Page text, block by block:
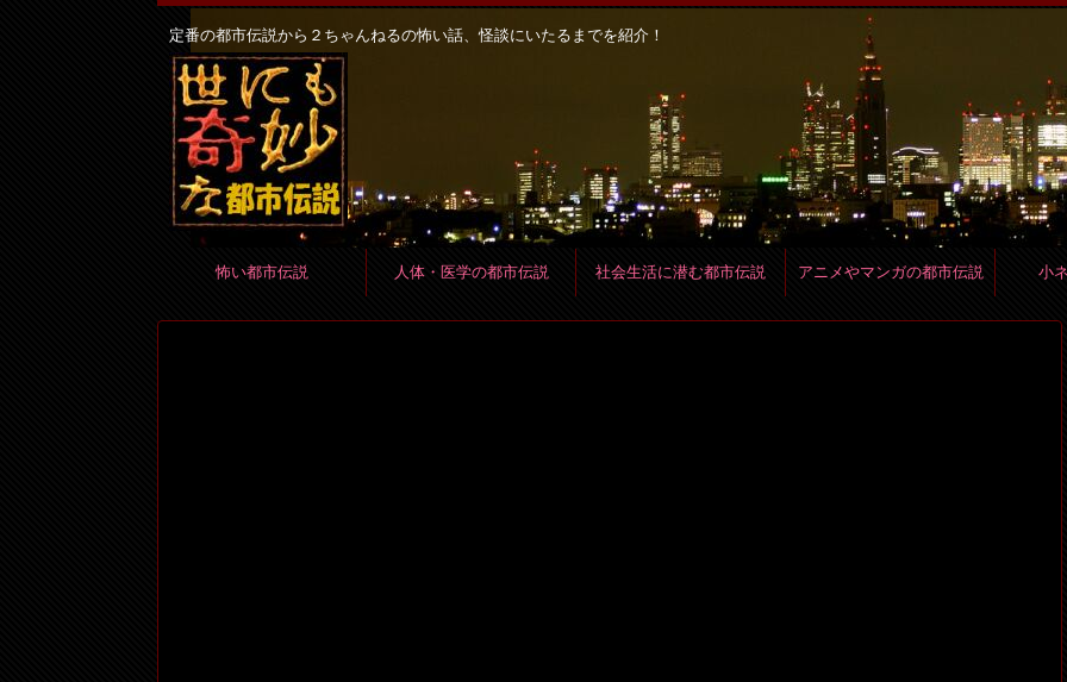
定番の都市伝説から２ちゃんねるの怖い話、怪談にいたるまでを紹介！
怖い都市伝説 人体・医学の都市伝説 社会生活に潜む都市伝説 アニメやマンガの都市伝説 小